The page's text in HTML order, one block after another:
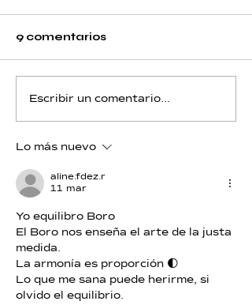
Boro - Día 12 - Piscis
9 comentarios
Escribir un comentario...
Lo más nuevo
aline.fdez.r
11 mar
Yo equilibro Boro
El Boro nos enseña el arte de la justa
medida.
La armonía es proporción 🌓
Lo que me sana puede herirme, si
olvido el equilibrio.